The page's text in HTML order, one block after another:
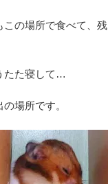
この場所で食べて、
たた寝して…
場所です。